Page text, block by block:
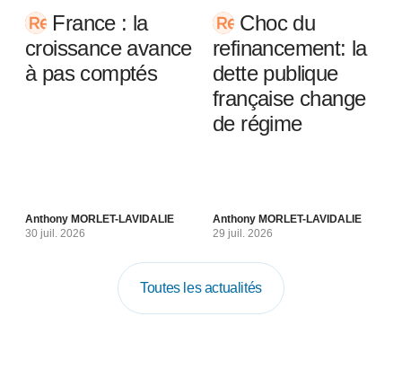
France : la
croissance avance
à pas comptés
Anthony MORLET-LAVIDALIE
30 juil. 2026
Choc du
refinancement: la
dette publique
française change
de régime
Anthony MORLET-LAVIDALIE
29 juil. 2026
Toutes les actualités